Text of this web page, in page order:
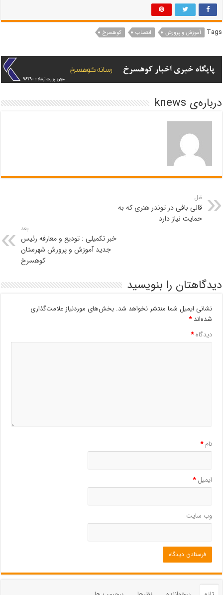
Tags آموزش و پرورش انتصاب کوهسرخ
درباره‌ی knews
قبل
قالی بافی در توندر هنری که به
حمایت نیاز دارد
بعد
خبر تکمیلی : تودیع و معارفه رئیس
جدید آموزش و پرورش شهرستان
کوهسرخ
دیدگاهتان را بنویسید
نشانی ایمیل شما منتشر نخواهد شد. بخش‌های موردنیاز علامت‌گذاری
شده‌اند*
دیدگاه*
نام*
ایمیل*
وب‌ سایت